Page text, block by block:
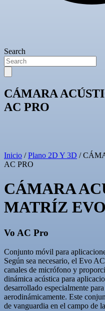
Search
CÁMARA
AC PRO
Inicio /Plano 2D Y 3D /
AC PRO
CÁMARA
MATRÍZ
Vo AC Pro
Conjunto móvil para
Según sea necesario, el Evo
canales de micrófono y
dinámica acústica para
desarrollado especialmente
aerodinámicamente. Este
de vanguardia en el campo de